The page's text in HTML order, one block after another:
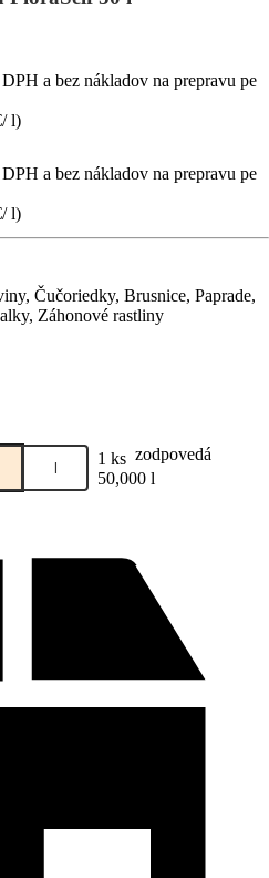
a bez nákladov na prepravu pe
/ l)
a bez nákladov na prepravu pe
/ l)
Čučoriedky, Brusnice, Paprade,
Záhonové rastliny
l 1 ks zodpovedá
50,000 l